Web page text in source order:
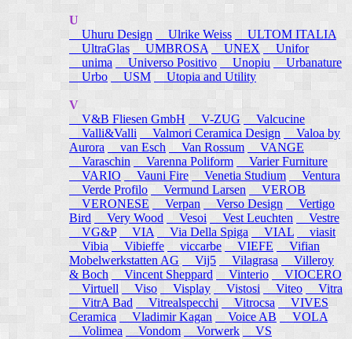
U
Uhuru Design
Ulrike Weiss
ULTOM ITALIA
UltraGlas
UMBROSA UNEX
Unifor
unima
Universo Positivo Unopiu
Urbanature
Urbo
USM Utopia and Utility
V
V&B Fliesen GmbH
V-ZUG
Valcucine
Valli&Valli
Valmori Ceramica Design
Valoa by
Aurora
van Esch Van Rossum
VANGE
Varaschin
Varenna Poliform
Varier Furniture
VARIO
Vauni Fire Venetia Studium
Ventura
Verde Profilo
Vermund Larsen
VEROB
VERONESE
Verpan Verso Design
Vertigo
Bird
Very Wood Vesoi Vest Leuchten
Vestre
VG&P
VIA Via Della Spiga VIAL
viasit
Vibia
Vibieffe viccarbe VIEFE
Vifian
Mobelwerkstatten AG
Vij5 Vilagrasa
Villeroy
& Boch
Vincent Sheppard Vinterio
VIOCERO
Virtuell
Viso Visplay Vistosi Viteo
Vitra
VitrA Bad
Vitrealspecchi Vitrocsa
VIVES
Ceramica
Vladimir Kagan Voice AB
VOLA
Volimea
Vondom Vorwerk VS